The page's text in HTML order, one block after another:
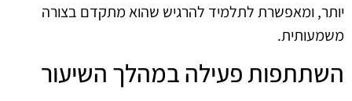
יותר, ומאפשרת לתלמיד להרגיש שהוא מתקדם בצורה
משמעותית.
השתתפות פעילה במהלך השיעור